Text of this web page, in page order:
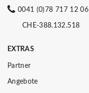
0041 (0)78 717 12 06
CHE-388.132.518
EXTRAS
Partner
Angebote